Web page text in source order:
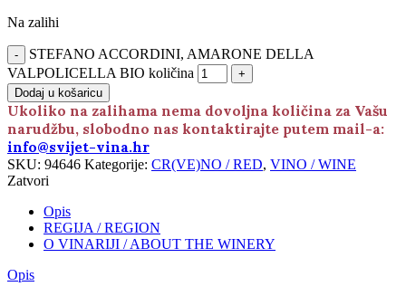
Na zalihi
STEFANO ACCORDINI, AMARONE DELLA
VALPOLICELLA BIO količina
Dodaj u košaricu
Ukoliko na zalihama nema dovoljna količina za Vašu
narudžbu, slobodno nas kontaktirajte putem mail-a:
info@svijet-vina.hr
SKU: 94646 Kategorije: CR(VE)NO / RED, VINO / WINE
Zatvori
Opis
REGIJA / REGION
O VINARIJI / ABOUT THE WINERY
Opis